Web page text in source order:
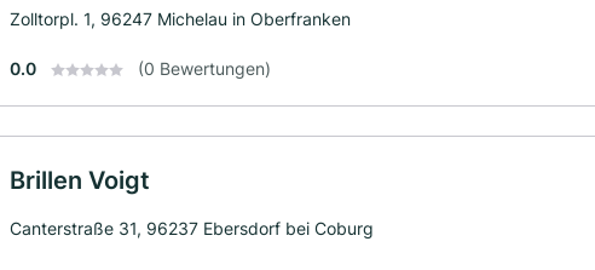
Zolltorpl. 1, 96247 Michelau in Oberfranken
0.0 (0 Bewertungen)
Brillen Voigt
Canterstraße 31, 96237 Ebersdorf bei Coburg